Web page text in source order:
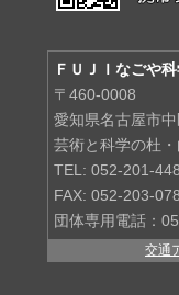
ＦＵＪＩなごや
〒460-0008
愛知県名古屋市
芸術と科学の杜
TEL: 052-201-
FAX: 052-203-
団体専用電話：
交通